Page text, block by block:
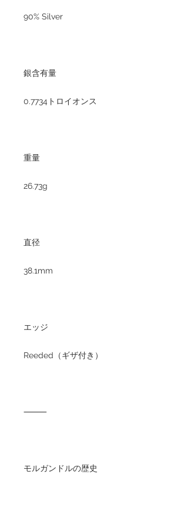
90% Silver
銀含有量
0.7734トロイオンス
重量
26.73g
直径
38.1mm
エッジ
Reeded（ギザ付き）
⸻
モルガンドルの歴史